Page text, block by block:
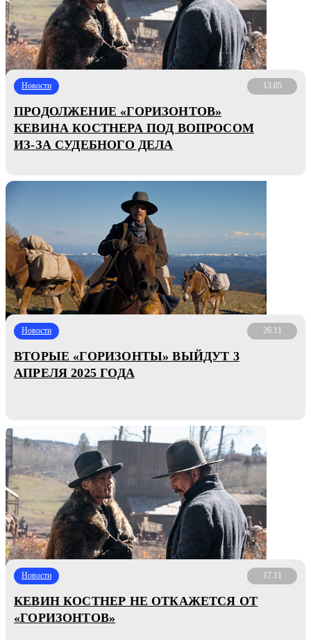
Новости 13.05
ПРОДОЛЖЕНИЕ «ГОРИЗОНТОВ»
КЕВИНА КОСТНЕРА ПОД ВОПРОСОМ
ИЗ-ЗА СУДЕБНОГО ДЕЛА
Новости 26.11
ВТОРЫЕ «ГОРИЗОНТЫ» ВЫЙДУТ 3
АПРЕЛЯ 2025 ГОДА
Новости 17.11
КЕВИН КОСТНЕР НЕ ОТКАЖЕТСЯ ОТ
«ГОРИЗОНТОВ»